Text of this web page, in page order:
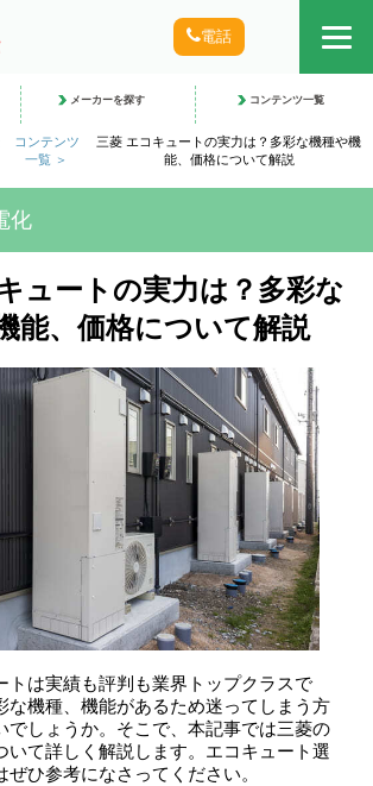
電話
メーカーを探す コンテンツ一覧
コンテンツ
一覧
三菱 エコキュートの実力は？多彩な機種や機
能、価格について解説
化
ュートの実力は？多彩な
能、価格について解説
トは実績も評判も業界トップクラスで
な機種、機能があるため迷ってしまう方
でしょうか。そこで、本記事では三菱の
いて詳しく解説します。エコキュート選
ひ参考になさってください。